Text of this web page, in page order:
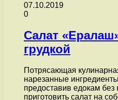
07.10.2019
0
Салат
грудкой
Потрясающая
нарезанные
предоставив едокам
приготовить салат на